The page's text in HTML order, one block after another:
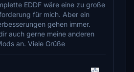
EDDF wäre eine zu große
für mich. Aber ein
gehen immer.
auch gerne meine anderen
an. Viele Grüße